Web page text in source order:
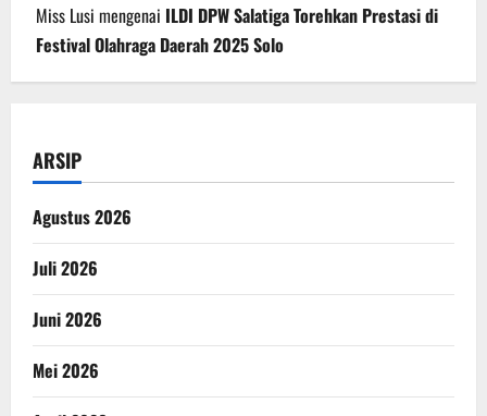
Miss Lusi mengenai ILDI DPW Salatiga Torehkan Prestasi di
Festival Olahraga Daerah 2025 Solo
ARSIP
Agustus 2026
Juli 2026
Juni 2026
Mei 2026